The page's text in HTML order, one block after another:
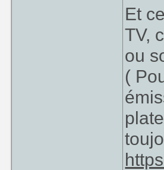
Et
TV,
ou
(